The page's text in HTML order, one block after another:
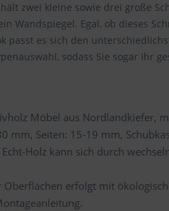
zwei kleine sowie drei große
Wandspiegel. Egal, ob dieses
passt es sich den
sodass Sie sogar Ihr
Möbel aus Nordlandkiefer,
mm, Seiten: 15-19 mm,
Holz kann sich durch
Oberflächen erfolgt mit